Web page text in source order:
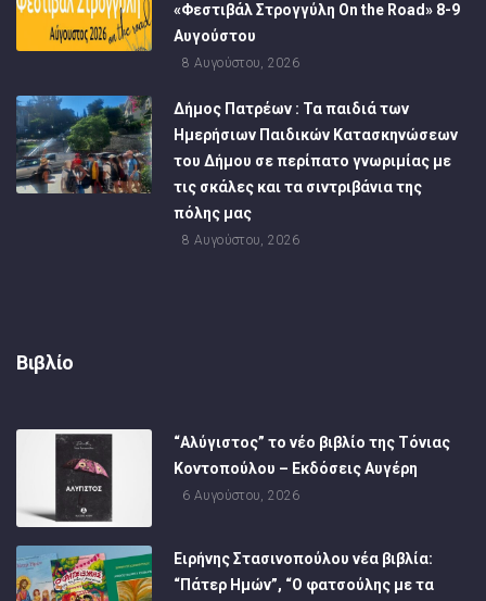
«Φεστιβάλ Στρογγύλη On the Road» 8-9
Αυγούστου
8 Αυγούστου, 2026
Δήμος Πατρέων : Τα παιδιά των
Ημερήσιων Παιδικών Κατασκηνώσεων
του Δήμου σε περίπατο γνωριμίας με
τις σκάλες και τα σιντριβάνια της
πόλης μας
8 Αυγούστου, 2026
Βιβλίο
“Αλύγιστος” το νέο βιβλίο της Τόνιας
Κοντοπούλου – Εκδόσεις Αυγέρη
6 Αυγούστου, 2026
Ειρήνης Στασινοπούλου νέα βιβλία:
“Πάτερ Ημών”, “Ο φατσούλης με τα